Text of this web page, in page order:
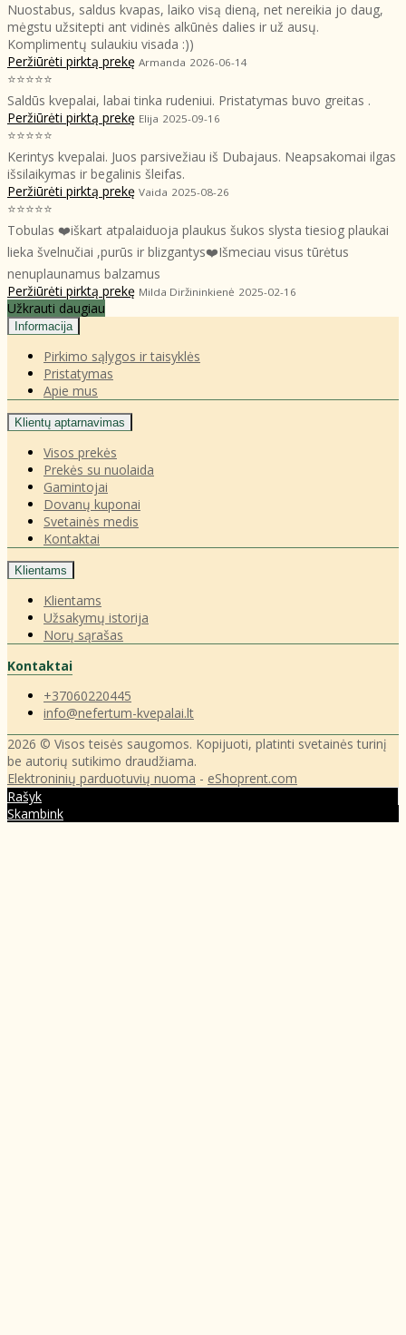
Nuostabus, saldus kvapas, laiko visą dieną, net nereikia jo daug,
mėgstu užsitepti ant vidinės alkūnės dalies ir už ausų.
Komplimentų sulaukiu visada :))
Peržiūrėti pirktą prekę Armanda 2026-06-14
⭐⭐⭐⭐⭐
Saldūs kvepalai, labai tinka rudeniui. Pristatymas buvo greitas .
Peržiūrėti pirktą prekę Elija 2025-09-16
⭐⭐⭐⭐⭐
Kerintys kvepalai. Juos parsivežiau iš Dubajaus. Neapsakomai ilgas
išsilaikymas ir begalinis šleifas.
Peržiūrėti pirktą prekę Vaida 2025-08-26
⭐⭐⭐⭐⭐
Tobulas ❤️iškart atpalaiduoja plaukus šukos slysta tiesiog plaukai
lieka švelnučiai ,purūs ir blizgantys❤️Išmeciau visus tūrėtus
nenuplaunamus balzamus
Peržiūrėti pirktą prekę Milda Diržininkienė 2025-02-16
Užkrauti daugiau
Informacija
Pirkimo sąlygos ir taisyklės
Pristatymas
Apie mus
Klientų aptarnavimas
Visos prekės
Prekės su nuolaida
Gamintojai
Dovanų kuponai
Svetainės medis
Kontaktai
Klientams
Klientams
Užsakymų istorija
Norų sąrašas
Kontaktai
+37060220445
info@nefertum-kvepalai.lt
2026 © Visos teisės saugomos. Kopijuoti, platinti svetainės turinį
be autorių sutikimo draudžiama.
Elektroninių parduotuvių nuoma - eShoprent.com
Rašyk
Skambink